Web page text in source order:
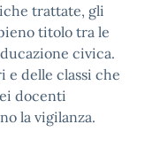
trattate, gli
titolo tra le
civica.
e delle classi che
docenti
la vigilanza.